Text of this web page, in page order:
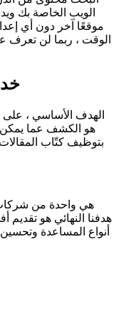
الويب الخاصة بك
موقعًا آخر دون أي
الوقت ، ربما لن تعرف
الهدف الأساسي ، على
هو الكشف عما يمكن
بتوظيف كتّاب
أنواع المساعدة